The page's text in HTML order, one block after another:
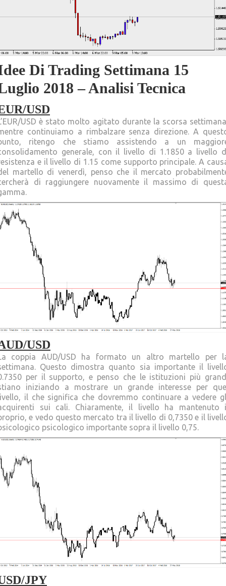
Di Trading Settimana 15
2018 – Analisi Tecnica
USD
USD è stato molto agitato durante la scorsa
continuiamo a rimbalzare senza direzione. A
ritengo che stiamo assistendo a un
generale, con il livello di 1.1850 a livello
e il livello di 1.15 come supporto principale. A
martello di venerdì, penso che il mercato
di raggiungere nuovamente il massimo di
USD
coppia AUD/USD ha formato un altro martello per
Questo dimostra quanto sia importante il
per il supporto, e penso che le istituzioni più
iniziando a mostrare un grande interesse per
il che significa che dovremmo continuare a vedere
sui cali. Chiaramente, il livello ha mantenuto
e vedo questo mercato tra il livello di 0,7350 e il
psicologico importante sopra il livello 0,75.
JPY